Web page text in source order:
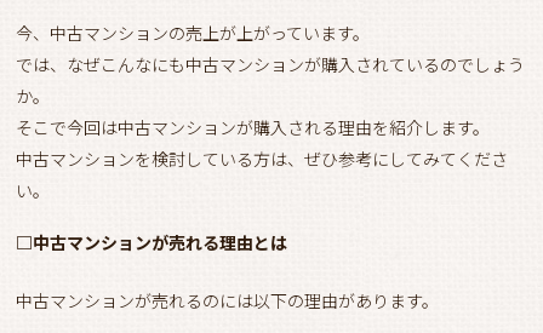
今、中古マンションの売上が上がっています。
では、なぜこんなにも中古マンションが購入されているのでしょう
か。
そこで今回は中古マンションが購入される理由を紹介します。
中古マンションを検討している方は、ぜひ参考にしてみてくださ
い。
□中古マンションが売れる理由とは
中古マンションが売れるのには以下の理由があります。